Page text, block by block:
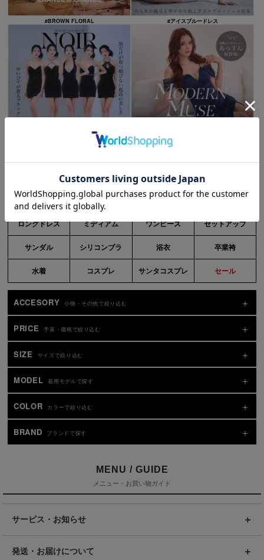
#BROWN FLORAL #アイスブルードレス
カテゴリで探す
全商品 再入荷 ミニドレス 露出少なめ
ロングドレス ミディアム ワンピース セットアップ
サンダル シリコンブラ 浴衣 卒業袴
水着 コスプレ サンタコスプレ セール
ACCESORY 小物・その他で絞り込む
PRICE 予算・価格で絞り込む
SIZE サイズで絞り込む
MODEL 着用モデルで探す
COLOR カラーで絞り込む
BRAND ブランドで探す
MENU / GUIDE
メニュー・お買い物ガイド
サービス・お知らせ
発送・お届けについて